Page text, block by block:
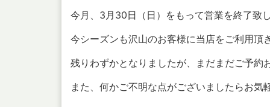
今月、3月30日（日）をもって営業を終了致
今シーズンも沢山のお客様に当店をご利用頂
残りわずかとなりましたが、まだまだご予約
また、何かご不明な点がございましたらお気